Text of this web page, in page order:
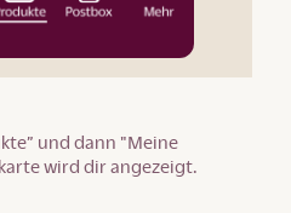
und dann "Meine
wird dir angezeigt.